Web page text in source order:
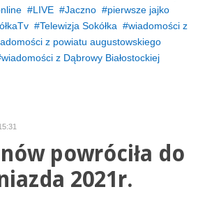
LIVE Jaczno
pierwsze jajko
Telewizja Sokółka
wiadomości z
z powiatu augustowskiego
wiadomości z Dąbrowy Białostockiej
powróciła do
2021r.